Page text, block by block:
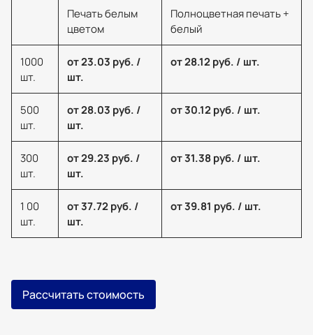
Печать белым
цветом
Полноцветная печать +
белый
1000
шт.
от 23.03 руб. /
шт.
от 28.12 руб. / шт.
500
шт.
от 28.03 руб. /
шт.
от 30.12 руб. / шт.
300
шт.
от 29.23 руб. /
шт.
от 31.38 руб. / шт.
1 00
шт.
от 37.72 руб. /
шт.
от 39.81 руб. / шт.
Рассчитать стоимость